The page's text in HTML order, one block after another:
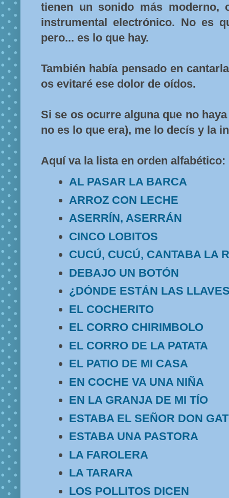
tienen un sonido más moderno,
instrumental electrónico. No es
pero... es lo que hay.
También había pensado en
os evitaré ese dolor de oídos.
Si se os ocurre alguna que no
no es lo que era), me lo decís y la
Aquí va la lista en orden alfabético:
AL PASAR LA BARCA
ARROZ CON LECHE
ASERRÍN, ASERRÁN
CINCO LOBITOS
CUCÚ, CUCÚ, CANTABA LA
DEBAJO UN BOTÓN
¿DÓNDE ESTÁN LAS
EL COCHERITO
EL CORRO CHIRIMBOLO
EL CORRO DE LA PATATA
EL PATIO DE MI CASA
EN COCHE VA UNA NIÑA
EN LA GRANJA DE MI TÍO
ESTABA EL SEÑOR DON
ESTABA UNA PASTORA
LA FAROLERA
LA TARARA
LOS POLLITOS DICEN